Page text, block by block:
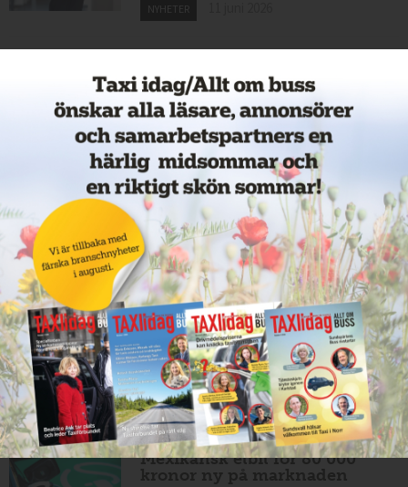
NYHETER
NYHETER 11 juni 2026
Nytt taxibolag i Borlänge
NYHETER 11 juni 2026
Taxibommar fick inte avsedd
effekt vid Lund C
NYHETER 10 juni 2026
Nytt taxibolag i Borlänge
NYHETER 10 juni 2026
Mexikansk elbil för 80 000
kronor ny på marknaden